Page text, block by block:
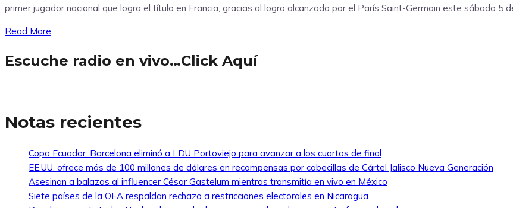
primer jugador nacional que logra el título en Francia, gracias al logro alcanzado por el París Saint-Germain este sábado 5
Read More
Escuche radio en vivo…Click Aquí
Notas recientes
Copa Ecuador: Barcelona eliminó a LDU Portoviejo para avanzar a los cuartos de final
EE.UU. ofrece más de 100 millones de dólares en recompensas por cabecillas de Cártel Jalisco Nueva Generación
Asesinan a balazos al influencer César Gastelum mientras transmitía en vivo en México
Siete países de la OEA respaldan rechazo a restricciones electorales en Nicaragua